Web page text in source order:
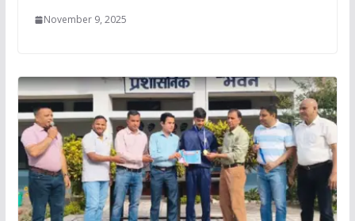
November 9, 2025